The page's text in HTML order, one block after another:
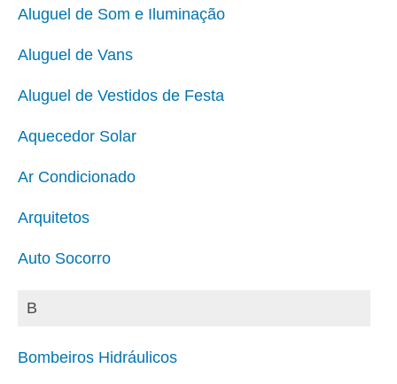
Aluguel de Som e Iluminação
Aluguel de Vans
Aluguel de Vestidos de Festa
Aquecedor Solar
Ar Condicionado
Arquitetos
Auto Socorro
B
Bombeiros Hidráulicos